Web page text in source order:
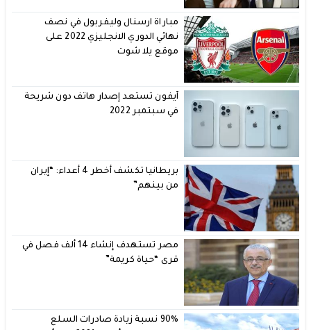
مباراة ارسنال وليفربول في نصف
نهائي الدوري الانجليزي 2022 على
موقع يلا شوت
آيفون تستعد إصدار هاتف دون شريحة
في سبتمبر 2022
بريطانيا تكشف أخطر 4 أعداء: “إيران
من بينهم”
مصر تستهدف إنشاء 14 ألف فصل في
قرى “حياة كريمة”
90% نسبة زيادة صادرات السلع